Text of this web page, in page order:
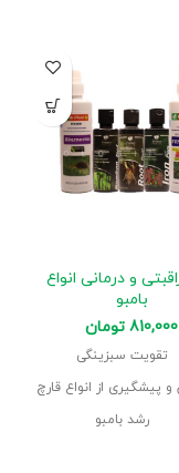
و درمانی انواع
بامبو
810,000 تومان
تقویت سبزینگی
و پیشگیری از انواع قارچ
رشد بامبو